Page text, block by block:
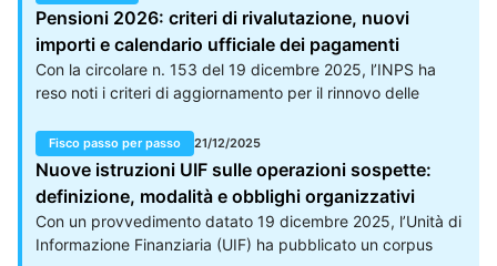
modifiche dal decreto-legge 29 ottobre 2025, n. 156. Il
provvedimento si configura come un intervento di ampio
respiro, volto a rafforzare strumenti esistenti e a sostenere
settori chiave per la crescita economica e sociale del
Paese.
Pensioni 2026: criteri di rivalutazione, nuovi
importi e calendario ufficiale dei pagamenti
Con la circolare n. 153 del 19 dicembre 2025, l’INPS ha
reso noti i criteri di aggiornamento per il rinnovo delle
2026, un provvedimento che interessa oltre venti milioni di
beneficiari. Il documento fornisce un quadro completo e
dettagliato delle attività tecniche poste in essere
dall’Istituto, illustrando i parametri di rivalutazione annuale,
gli importi aggiornati dei trattamenti minimi, le soglie
reddituali per l’accesso alle prestazioni collegate al reddito
Fisco passo per passo 21/12/2025
Nuove istruzioni UIF sulle operazioni sospette:
definizione, modalità e obblighi organizzativi
Con un provvedimento datato 19 dicembre 2025, l’Unità di
Informazione Finanziaria (UIF) ha pubblicato un corpus